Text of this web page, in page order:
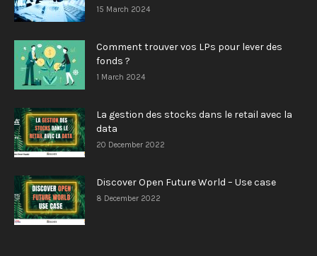
15 March 2024
Comment trouver vos LPs pour lever des
fonds ?
1 March 2024
La gestion des stocks dans le retail avec la
data
20 December 2022
Discover Open Future World – Use case
8 December 2022